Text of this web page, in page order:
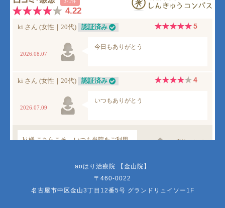
aoはり治療院 【金山院】
〒460-0022
名古屋市中区金山3丁目12番5号 グランドリュイソー1F